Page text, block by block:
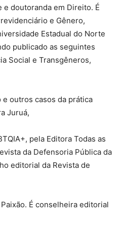
doutoranda em Direito. É
e Gênero,
Estadual do Norte
publicado as seguintes
Social e Transgêneros,
outros casos da prática
Juruá,
pela Editora Todas as
da Defensoria Pública da
editorial da Revista de
É conselheira editorial